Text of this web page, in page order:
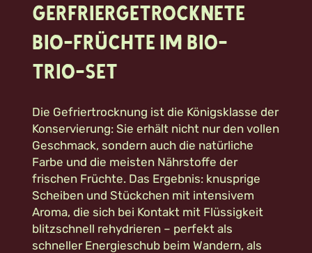
Gerfriergetrocknete
Bio-Früchte im Bio-
Trio-Set
Die Gefriertrocknung ist die Königsklasse der
Konservierung: Sie erhält nicht nur den vollen
Geschmack, sondern auch die natürliche
Farbe und die meisten Nährstoffe der
frischen Früchte. Das Ergebnis: knusprige
Scheiben und Stückchen mit intensivem
Aroma, die sich bei Kontakt mit Flüssigkeit
blitzschnell rehydrieren – perfekt als
schneller Energieschub beim Wandern, als